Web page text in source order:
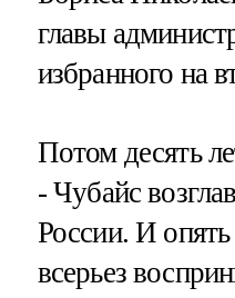
главы
избранного на
Потом десять
- Чубайс
России. И
всерьез